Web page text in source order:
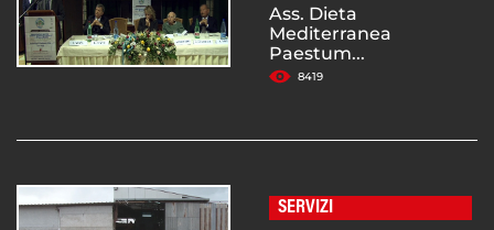
Ass. Dieta
Mediterranea
Paestum...
8419
SERVIZI